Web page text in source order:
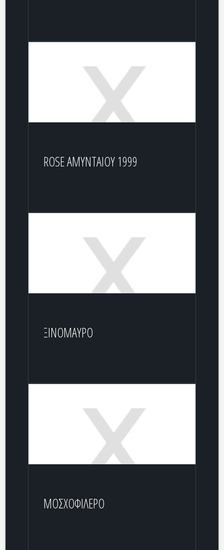
ROSE ΑΜΥΝΤΑΙΟΥ 1999
ΞΙΝΟΜΑΥΡΟ
ΜΟΣΧΟΦΙΛΕΡΟ